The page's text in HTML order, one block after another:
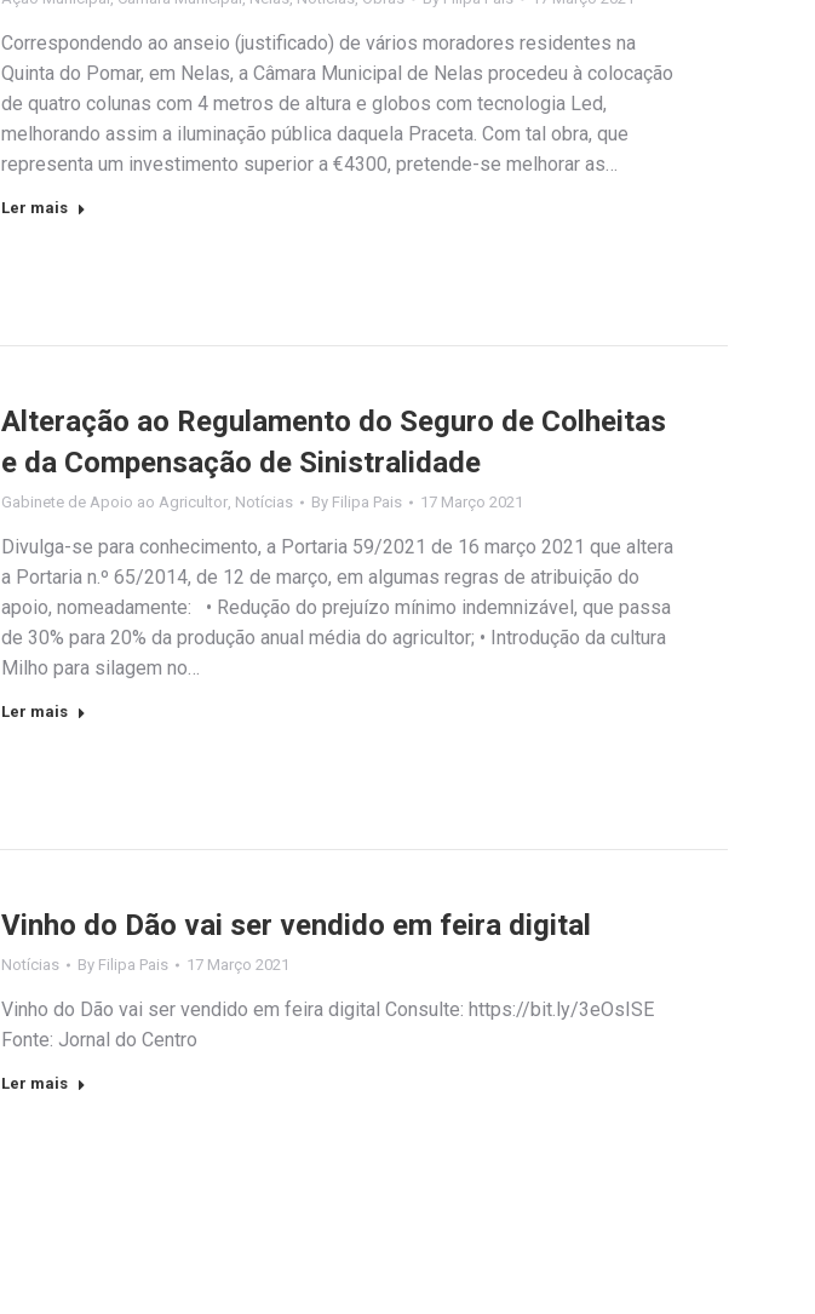
Correspondendo ao anseio (justificado) de vários moradores residentes na
Quinta do Pomar, em Nelas, a Câmara Municipal de Nelas procedeu à colocação
de quatro colunas com 4 metros de altura e globos com tecnologia Led,
melhorando assim a iluminação pública daquela Praceta. Com tal obra, que
representa um investimento superior a €4300, pretende-se melhorar as…
Ler mais
Alteração ao Regulamento do Seguro de Colheitas
e da Compensação de Sinistralidade
Gabinete de Apoio ao Agricultor Notícias By Filipa Pais 17 Março 2021
Divulga-se para conhecimento, a Portaria 59/2021 de 16 março 2021 que altera
a Portaria n.º 65/2014, de 12 de março, em algumas regras de atribuição do
apoio, nomeadamente: • Redução do prejuízo mínimo indemnizável, que passa
de 30% para 20% da produção anual média do agricultor; • Introdução da cultura
Milho para silagem no…
Ler mais
Vinho do Dão vai ser vendido em feira digital
Notícias By Filipa Pais 17 Março 2021
Vinho do Dão vai ser vendido em feira digital Consulte: https://bit.ly/3eOsISE
Fonte: Jornal do Centro
Ler mais